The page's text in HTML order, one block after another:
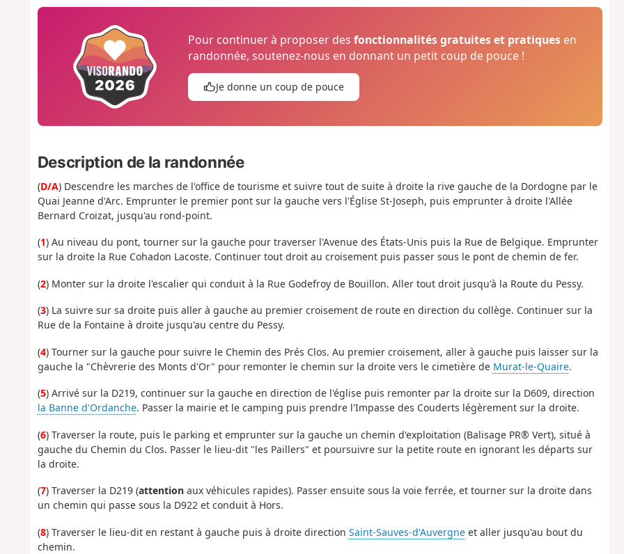
Pour continuer à proposer desfonctionnalités gratuites et pratiques en
randonnée, soutenez-nous en donnant un petit coup de pouce !
Je donne un coup de pouce
Description de la randonnée
(D/A) Descendre les marches de l'office de tourisme et suivre tout de suite à droite la rive gauche de la Dordogne par le
Quai Jeanne d'Arc. Emprunter le premier pont sur la gauche vers l'Église St-Joseph, puis emprunter à droite l'Allée
Bernard Croizat, jusqu'au rond-point.
(1) Au niveau du pont, tourner sur la gauche pour traverser l'Avenue des États-Unis puis la Rue de Belgique. Emprunter
sur la droite la Rue Cohadon Lacoste. Continuer tout droit au croisement puis passer sous le pont de chemin de fer.
(2) Monter sur la droite l'escalier qui conduit à la Rue Godefroy de Bouillon. Aller tout droit jusqu'à la Route du Pessy.
(3) La suivre sur sa droite puis aller à gauche au premier croisement de route en direction du collège. Continuer sur la
Rue de la Fontaine à droite jusqu'au centre du Pessy.
(4) Tourner sur la gauche pour suivre le Chemin des Prés Clos. Au premier croisement, aller à gauche puis laisser sur la
gauche la "Chèvrerie des Monts d'Or" pour remonter le chemin sur la droite vers le cimetière de Murat-le-Quaire.
(5) Arrivé sur la D219, continuer sur la gauche en direction de l'église puis remonter par la droite sur la D609, direction
la Banne d'Ordanche. Passer la mairie et le camping puis prendre l'Impasse des Couderts légèrement sur la droite.
(6) Traverser la route, puis le parking et emprunter sur la gauche un chemin d'exploitation (Balisage PR® Vert), situé à
gauche du Chemin du Clos. Passer le lieu-dit "les Paillers" et poursuivre sur la petite route en ignorant les départs sur
la droite.
(7) Traverser la D219 (attentionaux véhicules rapides). Passer ensuite sous la voie ferrée, et tourner sur la droite dans
un chemin qui passe sous la D922 et conduit à Hors.
(8) Traverser le lieu-dit en restant à gauche puis à droite direction Saint-Sauves-d'Auvergneet aller jusqu'au bout du
chemin.